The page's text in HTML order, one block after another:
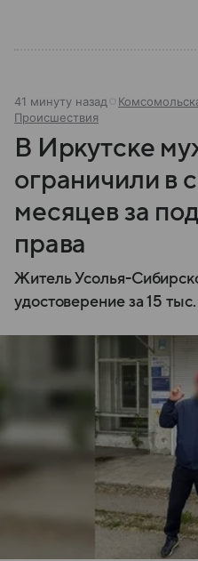
41 минуту назад
Происшествия
В Иркутске
ограничили в
месяцев за
права
Житель Усолья-
удостоверение за 15